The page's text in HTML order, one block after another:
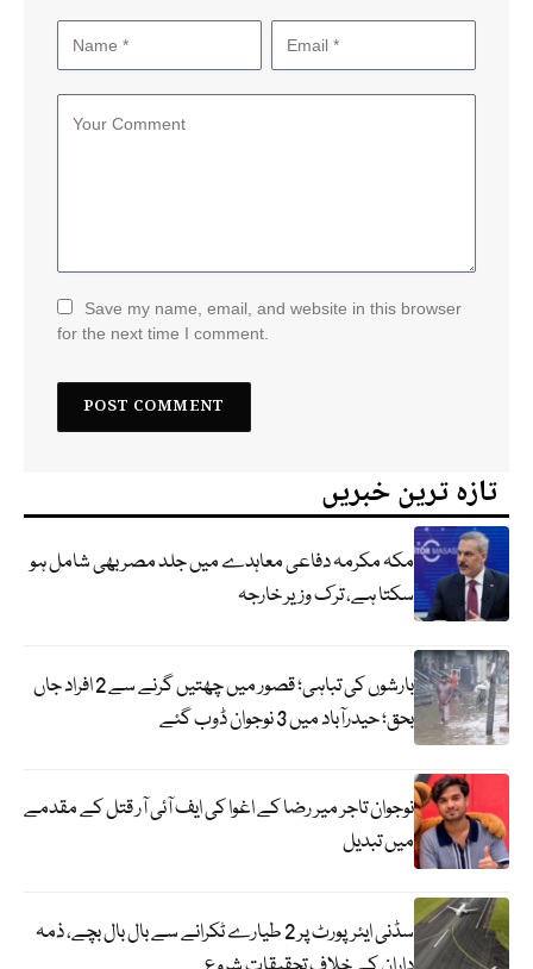
Save my name, email, and website in this browser
for the next time I comment.
تازہ ترین خبریں
مکہ مکرمہ دفاعی معاہدے میں جلد مصر بھی شامل ہو
سکتا ہے، ترک وزیر خارجہ
بارشوں کی تباہی؛ قصور میں چھتیں گرنے سے 2 افراد جاں
بحق؛ حیدرآباد میں 3 نوجوان ڈوب گئے
نوجوان تاجر میر رضا کے اغوا کی ایف آئی آر قتل کے مقدمے
میں تبدیل
سڈنی ایئرپورٹ پر 2 طیارے ٹکرانے سے بال بال بچے، ذمہ